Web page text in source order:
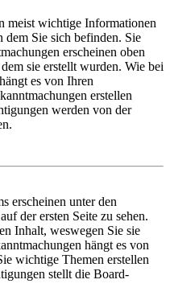
meist wichtige Informationen
dem Sie sich befinden. Sie
erscheinen oben
sie erstellt wurden. Wie bei
es von Ihren
erstellen
werden von der
erscheinen unter den
der ersten Seite zu sehen.
Inhalt, weswegen Sie sie
hängt es von
wichtige Themen erstellen
stellt die Board-